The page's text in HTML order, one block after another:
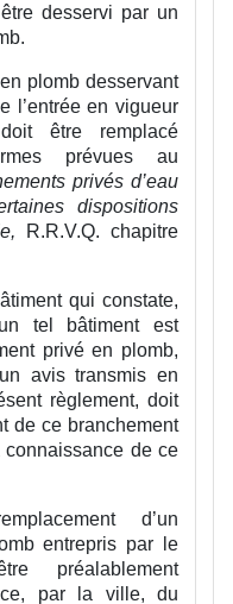
desservi par un
plomb desservant
l’entrée en vigueur
être remplacé
prévues au
privés d’eau
dispositions
R.R.V.Q. chapitre
qui constate,
tel bâtiment est
privé en plomb,
avis transmis en
règlement, doit
de ce branchement
de ce
d’un
entrepris par le
préalablement
par la ville, du